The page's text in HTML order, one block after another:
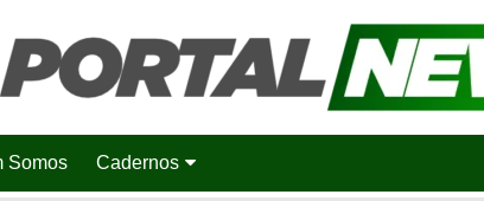
Somos Cadernos